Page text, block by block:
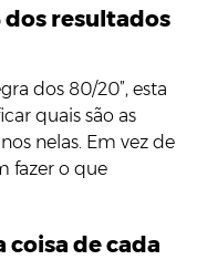
resultados
dos 80/20”, esta
quais são as
nelas. Em vez de
fazer o que
coisa de cada